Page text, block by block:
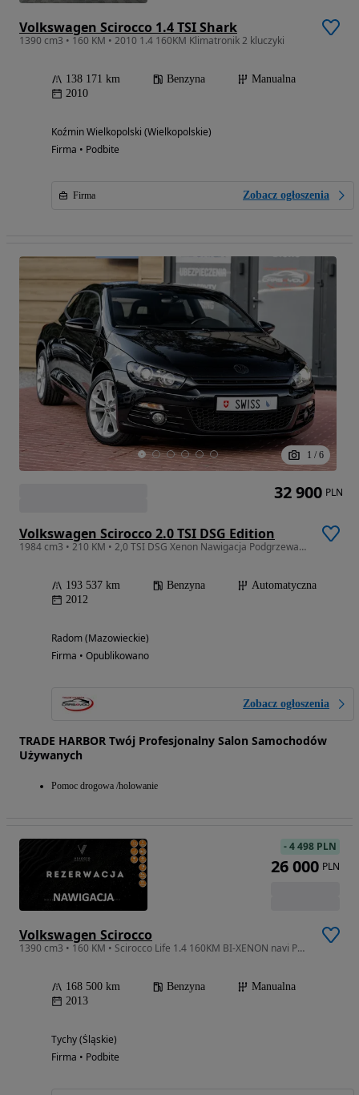
Volkswagen Scirocco 1.4 TSI Shark
1390 cm3 • 160 KM • 2010 1.4 160KM Klimatronik 2 kluczyki
138 171 km Benzyna
Manualna
2010
Koźmin Wielkopolski (Wielkopolskie)
Firma • Podbite
Firma Zobacz ogłoszenia
1 / 6
Volkswagen Scirocco 2.0 TSI DSG Edition
1984 cm3 • 210 KM • 2,0 TSI DSG Xenon Nawigacja Podgrzewane Fotele Tempomat Klimatyzacja
193 537 km Benzyna
Automatyczna
2012
Radom (Mazowieckie)
Firma • Opublikowano
Zobacz ogłoszenia
TRADE HARBOR Twój Profesjonalny Salon Samochodów
Używanych
Pomoc drogowa /holowanie
32 900 PLN
Volkswagen Scirocco
1390 cm3 • 160 KM • Scirocco Life 1.4 160KM BI-XENON navi PDC bezwypadkowy SERWIS 2014
168 500 km Benzyna
Manualna
2013
Tychy (Śląskie)
Firma • Podbite
-4 498 PLN
26 000 PLN